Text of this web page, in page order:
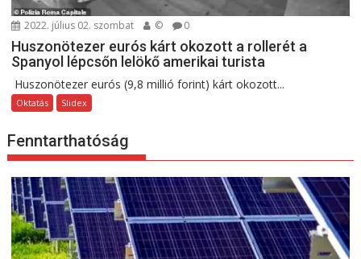
2022. július 02. szombat © 0
Huszonötezer eurós kárt okozott a rollerét a
Spanyol lépcsőn lelökő amerikai turista
Huszonötezer eurós (9,8 millió forint) kárt okozott...
Oktatás Slidex
Fenntarthatóság